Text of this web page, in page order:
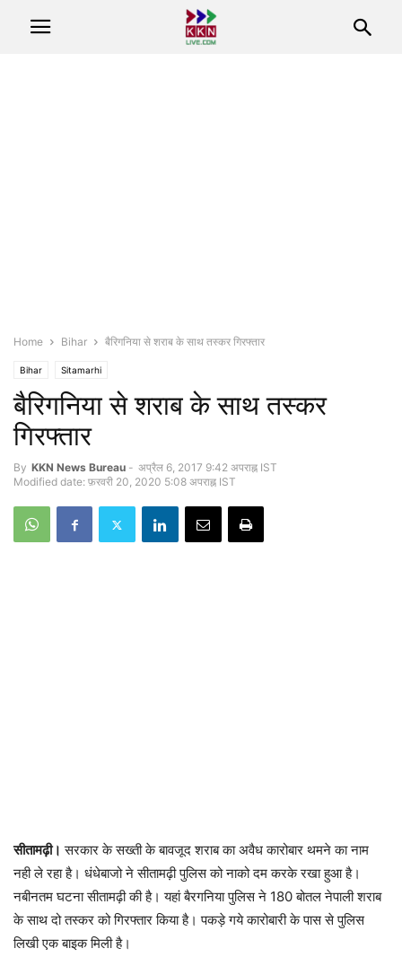
Home Bihar बैरिगनिया से शराब के साथ तस्कर गिरफ्तार
Bihar Sitamarhi
बैरिगनिया से शराब के साथ तस्कर
गिरफ्तार
By KKN News Bureau - अप्रैल 6, 2017 9:42 अपराह्न IST
Modified date: फ़रवरी 20, 2020 5:08 अपराह्न IST
सीतामढ़ी। सरकार के सख्ती के बावजूद शराब का अवैध कारोबार थमने का नाम
नही ले रहा है। धंधेबाजो ने सीतामढ़ी पुलिस को नाको दम करके रखा हुआ है।
नबीनतम घटना सीतामढ़ी की है। यहां बैरगनिया पुलिस ने 180 बोतल नेपाली शराब
के साथ दो तस्कर को गिरफ्तार किया है। पकड़े गये कारोबारी के पास से पुलिस
लिखी एक बाइक मिली है।